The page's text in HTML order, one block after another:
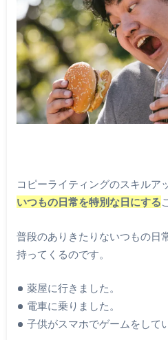
コピーライティングのスキルア
いつもの日常を特別な日にする
普段のありきたりないつもの日
持ってくるのです。
薬屋に行きました。
電車に乗りました。
子供がスマホでゲームをして